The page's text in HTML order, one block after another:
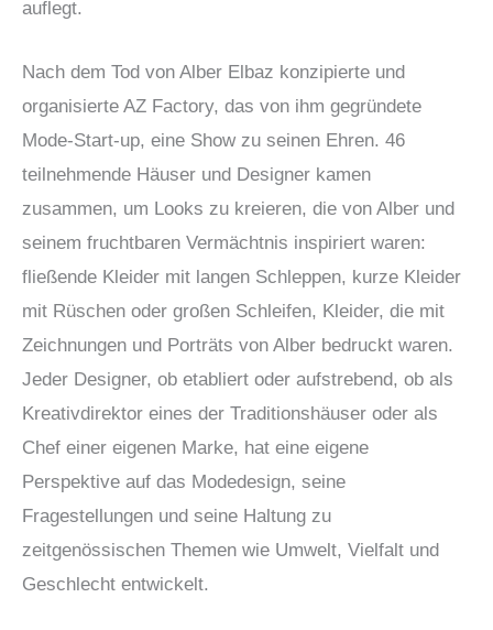
auflegt.
Nach dem Tod von Alber Elbaz konzipierte und
organisierte AZ Factory, das von ihm gegründete
Mode-Start-up, eine Show zu seinen Ehren. 46
teilnehmende Häuser und Designer kamen
zusammen, um Looks zu kreieren, die von Alber und
seinem fruchtbaren Vermächtnis inspiriert waren:
fließende Kleider mit langen Schleppen, kurze Kleider
mit Rüschen oder großen Schleifen, Kleider, die mit
Zeichnungen und Porträts von Alber bedruckt waren.
Jeder Designer, ob etabliert oder aufstrebend, ob als
Kreativdirektor eines der Traditionshäuser oder als
Chef einer eigenen Marke, hat eine eigene
Perspektive auf das Modedesign, seine
Fragestellungen und seine Haltung zu
zeitgenössischen Themen wie Umwelt, Vielfalt und
Geschlecht entwickelt.